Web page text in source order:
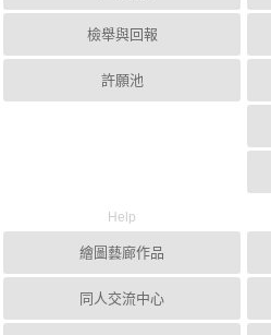
檢舉與回報
許願池
Help
繪圖藝廊作品
同人交流中心